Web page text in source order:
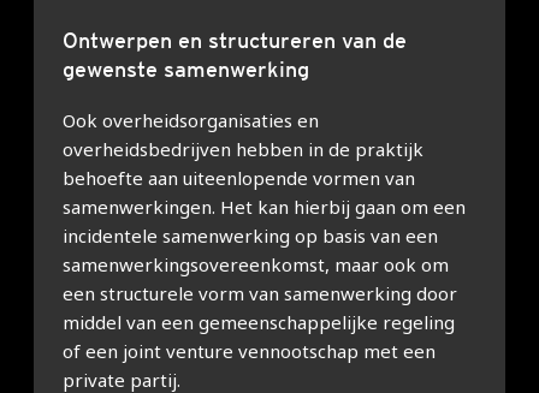
Ontwerpen en structureren van de
gewenste samenwerking
Ook overheidsorganisaties en
overheidsbedrijven hebben in de praktijk
behoefte aan uiteenlopende vormen van
samenwerkingen. Het kan hierbij gaan om een
incidentele samenwerking op basis van een
samenwerkingsovereenkomst, maar ook om
een structurele vorm van samenwerking door
middel van een gemeenschappelijke regeling
of een joint venture vennootschap met een
private partij.